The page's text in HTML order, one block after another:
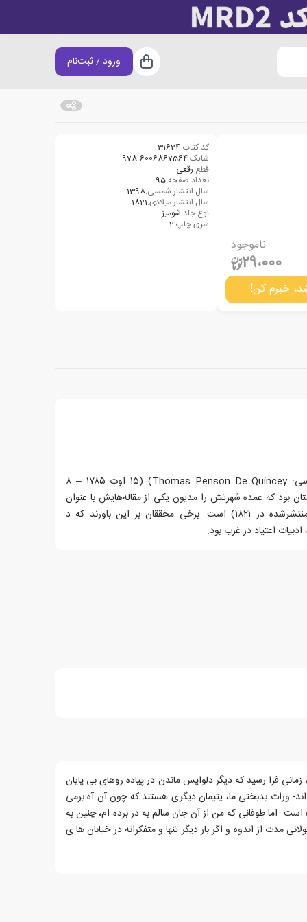
سبد خرید
ورود / ثبت‌نام
ناموجود
29،000
خبرم کن!
کد کتاب:31624
شابک:978-6006867564
قطع:رقعی
تعداد صفحه:95
سال انتشار شمسی:1398
سال انتشار میلادی:1821
نوع جلد:شومیز
سری چاپ:2
تامس پنسن د کوئینسی (به انگلیسی: Thomas Penson De Quincey) (۱۵ اوت ۱۷۸۵ – ۸
انگلستان بود که عمده شهرتش را مدیون یکی از مقاله‌هایش با عنوان
اعترافات یک تریاک‌خور انگلیسی (منتشرشده در ۱۸۲۱) است. برخی محققان بر این باورند که د
اعتیاد در غرب بود.
فرا رسید که دیگر دلواپس ماندن در پیاده روهای بی پایان
وراث بدبختی ما، یتیمان دیگری هستند که چون آن آه برمی
اما طوفانی که من از آن جان سالم به در برده ام، چنین به
از اندوه و اگر بار دیگر تنها و متفکرانه در خیابان ها ی